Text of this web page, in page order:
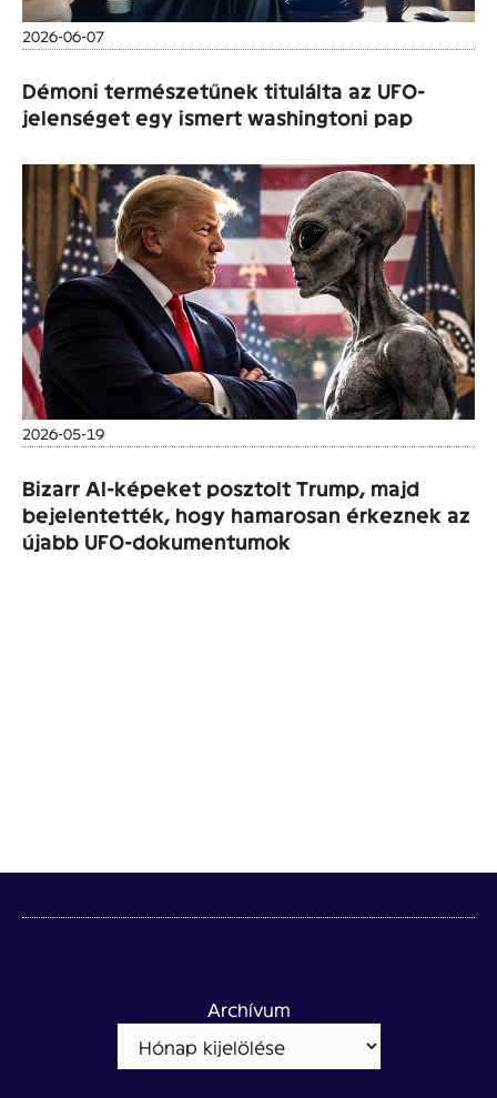
2026-06-07
Démoni természetűnek titulálta az UFO-
jelenséget egy ismert washingtoni pap
2026-05-19
Bizarr AI-képeket posztolt Trump, majd
bejelentették, hogy hamarosan érkeznek az
újabb UFO-dokumentumok
Archívum